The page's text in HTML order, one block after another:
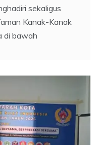
sekaligus
Kanak-Kanak
di bawah